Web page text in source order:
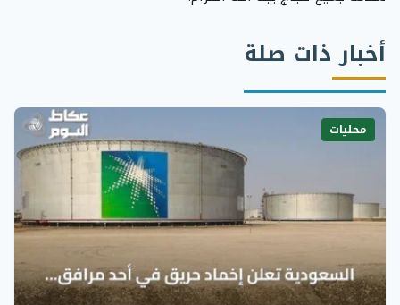
أخبار ذات صلة
محليات